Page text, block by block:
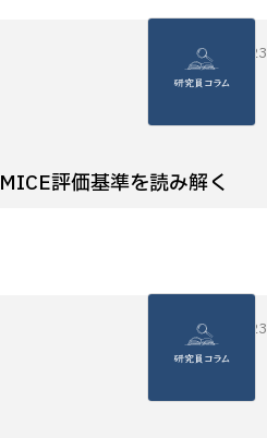
2026.06.23
評価基準を読み解く
2026.06.23